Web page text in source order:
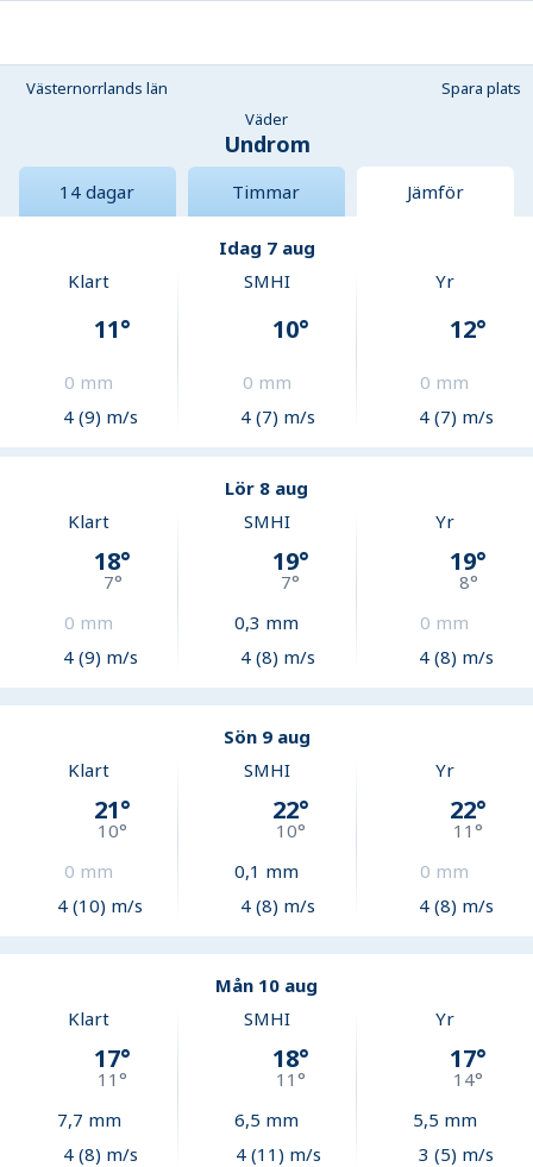
Västernorrlands län
Spara plats
Väder
Undrom
14 dagar Timmar Jämför
Idag 7 aug
Klart
11°
0 mm
4 (9) m/s
SMHI
10°
0 mm
4 (7) m/s
Yr
12°
0 mm
4 (7) m/s
Lör 8 aug
Klart
18°
7°
0 mm
4 (9) m/s
SMHI
19°
7°
0,3 mm
4 (8) m/s
Yr
19°
8°
0 mm
4 (8) m/s
Sön 9 aug
Klart
21°
10°
0 mm
4 (10) m/s
SMHI
22°
10°
0,1 mm
4 (8) m/s
Yr
22°
11°
0 mm
4 (8) m/s
Mån 10 aug
Klart
17°
11°
7,7 mm
4 (8) m/s
SMHI
18°
11 °
6,5 mm
4 (11) m/s
Yr
17°
14°
5,5 mm
3 (5) m/s